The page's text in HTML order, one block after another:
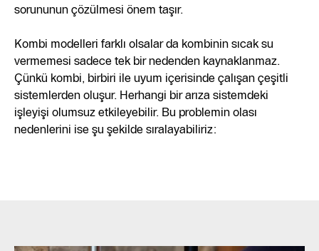
sorununun çözülmesi önem taşır.
Kombi modelleri farklı olsalar da kombinin sıcak su
vermemesi sadece tek bir nedenden kaynaklanmaz.
Çünkü kombi, birbiri ile uyum içerisinde çalışan çeşitli
sistemlerden oluşur. Herhangi bir arıza sistemdeki
işleyişi olumsuz etkileyebilir. Bu problemin olası
nedenlerini ise şu şekilde sıralayabiliriz: